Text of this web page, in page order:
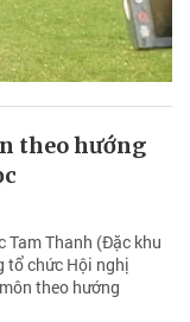
theo hướng
Tam Thanh (Đặc khu
tổ chức Hội nghị
theo hướng